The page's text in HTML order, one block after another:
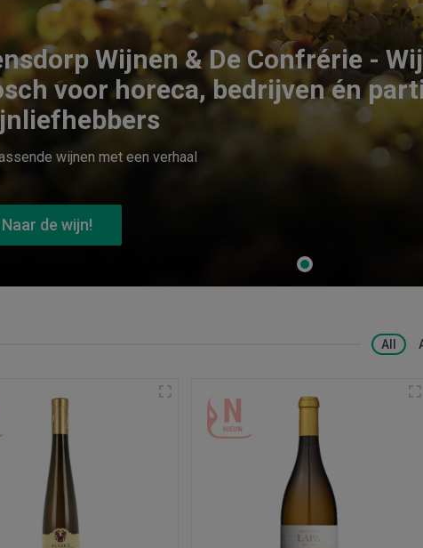
Wijnen & De Confrérie -
voor horeca, bedrijven én
wijnen met een verhaal
Naar de wijn!
All